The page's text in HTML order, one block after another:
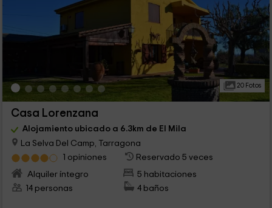
20 Fotos
Casa Lorenzana
Alojamiento ubicado a 6.3km de El Mila
La Selva Del Camp, Tarragona
1 opiniones
Reservado 5 veces
Alquiler íntegro
5 habitaciones
14 personas
4 baños